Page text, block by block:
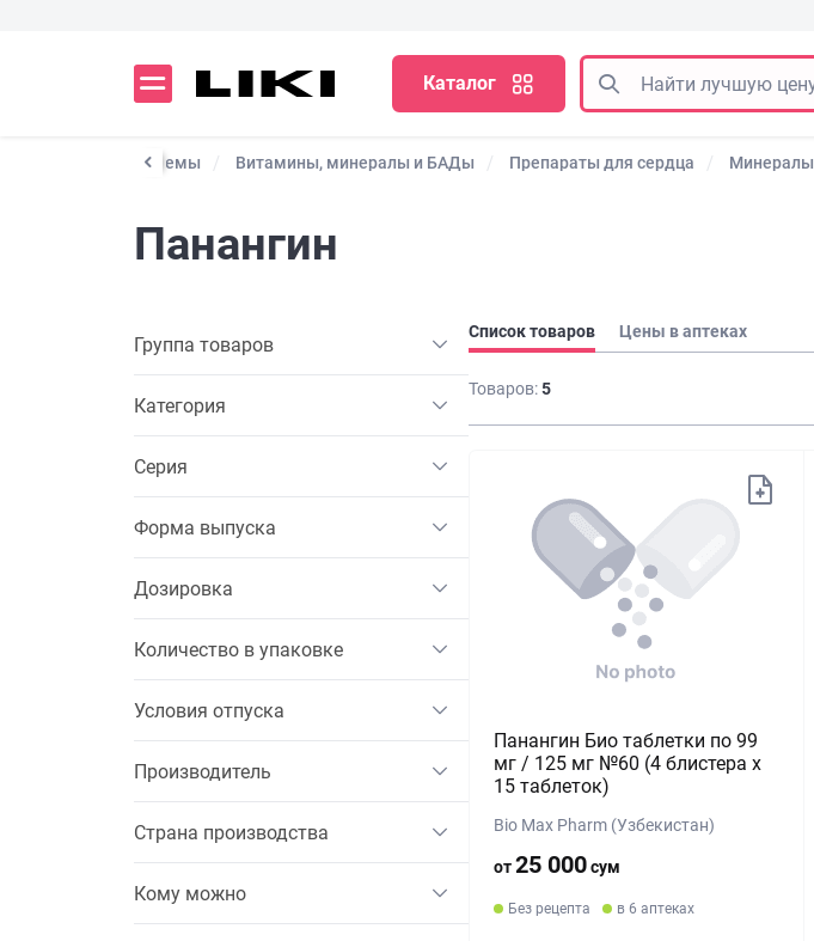
Каталог
сосудистой системы Витамины, минералы и БАДы Препараты для сердца Минералы
Панангин
Группа товаров
Категория
Серия
Форма выпуска
Дозировка
Количество в упаковке
Условия отпуска
Производитель
Страна производства
Кому можно
Список товаров Цены в аптеках
Товаров:5
Панангин Био таблетки по 99
мг / 125 мг №60 (4 блистера х
15 таблеток)
Bio Max Pharm (Узбекистан)
от25 000сум
Без рецепта в 6 аптеках